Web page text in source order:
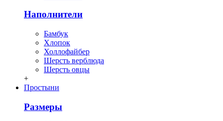
Наполнители
Бамбук
Хлопок
Холлофайбер
Шерсть верблюда
Шерсть овцы
+
Простыни
Размеры